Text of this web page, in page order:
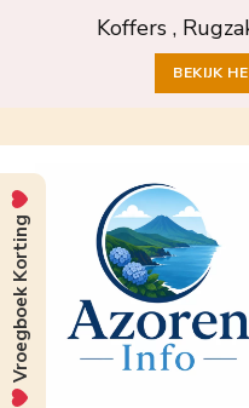
Koffers ,
BEKIJK
Vroegboek Korting